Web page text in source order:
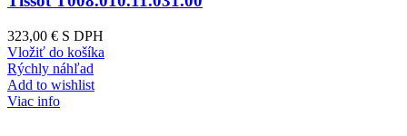
323,00 € S DPH
Vložiť do košíka
Rýchly náhľad
Add to wishlist
Viac info